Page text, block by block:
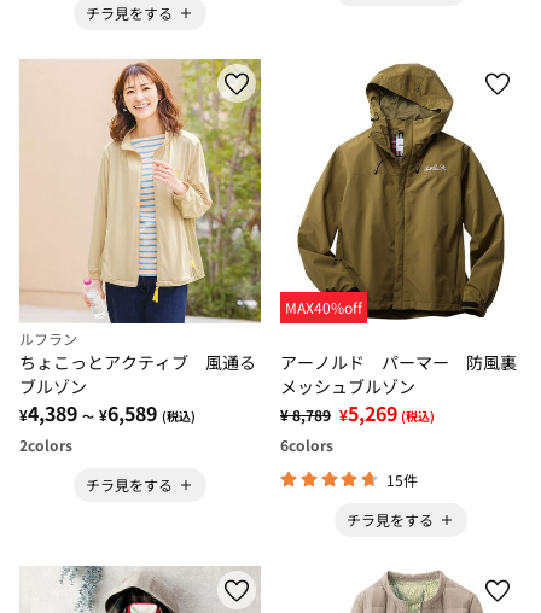
チラ見をする
ルフラン
ちょこっとアクティブ 風通る
ブルゾン
¥4,389 ～ ¥6,589 (税込)
2colors
チラ見をする
MAX40%off
アーノルド パーマー 防風裏
メッシュブルゾン
¥ 8,789 ¥5,269 (税込)
6colors
15件
チラ見をする